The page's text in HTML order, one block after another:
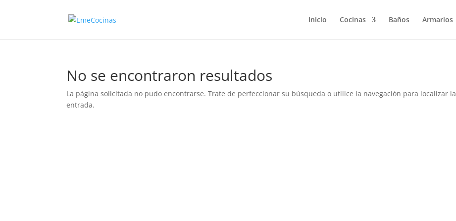
Inicio Cocinas Baños Armarios
No se encontraron resultados
La página solicitada no pudo encontrarse. Trate de perfeccionar su búsqueda o utilice la navegación para localizar la
entrada.